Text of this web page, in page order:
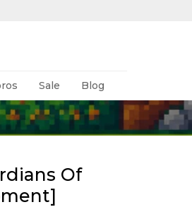
Sale Blog
Of